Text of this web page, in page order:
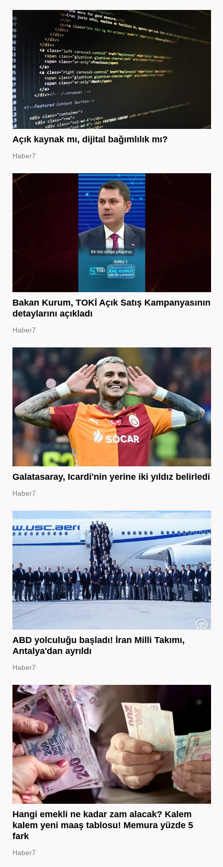
Açık kaynak mı, dijital bağımlılık mı?
Haber7
Bakan Kurum, TOKİ Açık Satış Kampanyasının
detaylarını açıkladı
Haber7
Galatasaray, Icardi'nin yerine iki yıldız belirledi
Haber7
ABD yolculuğu başladı! İran Milli Takımı,
Antalya'dan ayrıldı
Haber7
Hangi emekli ne kadar zam alacak? Kalem
kalem yeni maaş tablosu! Memura yüzde 5
fark
Haber7